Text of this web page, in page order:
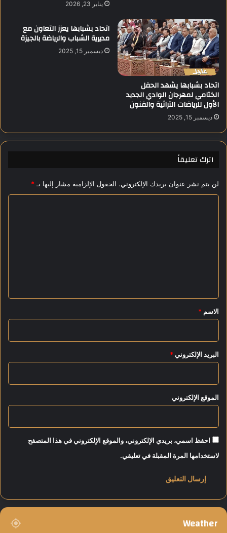
ل
ا
ل
ع
ا
م
ا
ل
م
ا
4
م
ة
ت
ن
م
ي
ة
"
ل
ت
8
ع
ل
ى
ه
ا
ر
ت
ا
ل
ي
ا
و
م
ب
يناير 23, 2026
اتحاد بشبابها يشهد الحفل
الختامي لمهرجان الوادي الجديد
الأول للرياضات التراثية والفنون
ديسمبر 15, 2025
اتحاد بشبابها يعزز التعاون مع
مديرية الشباب والرياضة بالجيزة
ديسمبر 15, 2025
اترك تعليقاً
لن يتم نشر عنوان بريدك الإلكتروني. الحقول الإلزامية مشار إليها بـ *
*
الاسم *
البريد الإلكتروني *
الموقع الإلكتروني
احفظ اسمي، بريدي الإلكتروني، والموقع الإلكتروني في هذا المتصفح
لاستخدامها المرة المقبلة في تعليقي.
Weather